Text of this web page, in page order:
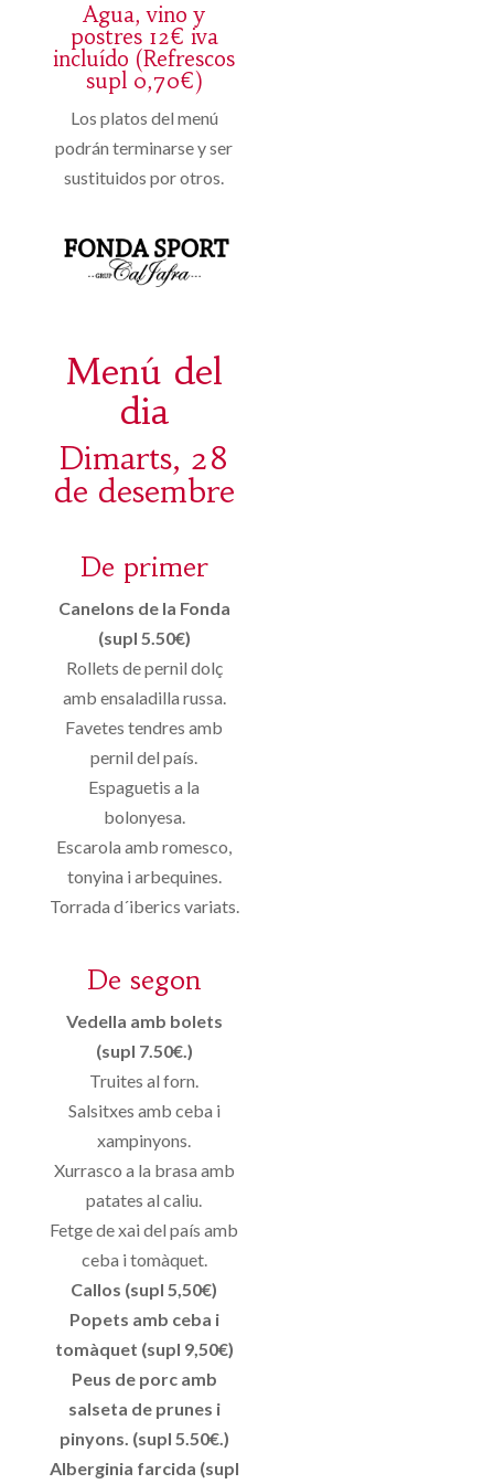
Agua, vino y
postres 12€ iva
incluído (Refrescos
supl 0,70€)
Los platos del menú
podrán terminarse y ser
sustituidos por otros.
Menú del
dia
Dimarts, 28
de desembre
De primer
Canelons de la Fonda
(supl 5.50€)
Rollets de pernil dolç
amb ensaladilla russa.
Favetes tendres amb
pernil del país.
Espaguetis a la
bolonyesa.
Escarola amb romesco,
tonyina i arbequines.
Torrada d´iberics variats.
De segon
Vedella amb bolets
(supl 7.50€.)
Truites al forn.
Salsitxes amb ceba i
xampinyons.
Xurrasco a la brasa amb
patates al caliu.
Fetge de xai del país amb
ceba i tomàquet.
Callos (supl 5,50€)
Popets amb ceba i
tomàquet (supl 9,50€)
Peus de porc amb
salseta de prunes i
pinyons. (supl 5.50€.)
Alberginia farcida (supl